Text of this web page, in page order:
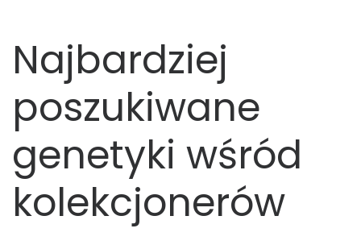
Najbardziej
poszukiwane
genetyki wśród
kolekcjonerów